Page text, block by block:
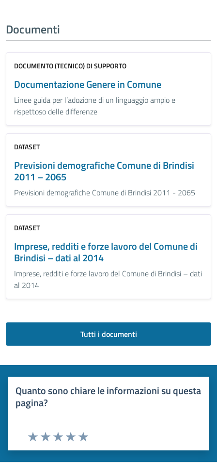
Documenti
DOCUMENTO (TECNICO) DI SUPPORTO
Documentazione Genere in Comune
Linee guida per l’adozione di un linguaggio ampio e
rispettoso delle differenze
DATASET
Previsioni demografiche Comune di Brindisi
2011 – 2065
Previsioni demografiche Comune di Brindisi 2011 - 2065
DATASET
Imprese, redditi e forze lavoro del Comune di
Brindisi – dati al 2014
Imprese, redditi e forze lavoro del Comune di Brindisi – dati
al 2014
Tutti i documenti
Quanto sono chiare le informazioni su questa
pagina?
Valuta 5 stelle su 5
Valuta 4 stelle su 5
Valuta 3 stelle su 5
Valuta 2 stelle su 5
Valuta 1 stelle su 5